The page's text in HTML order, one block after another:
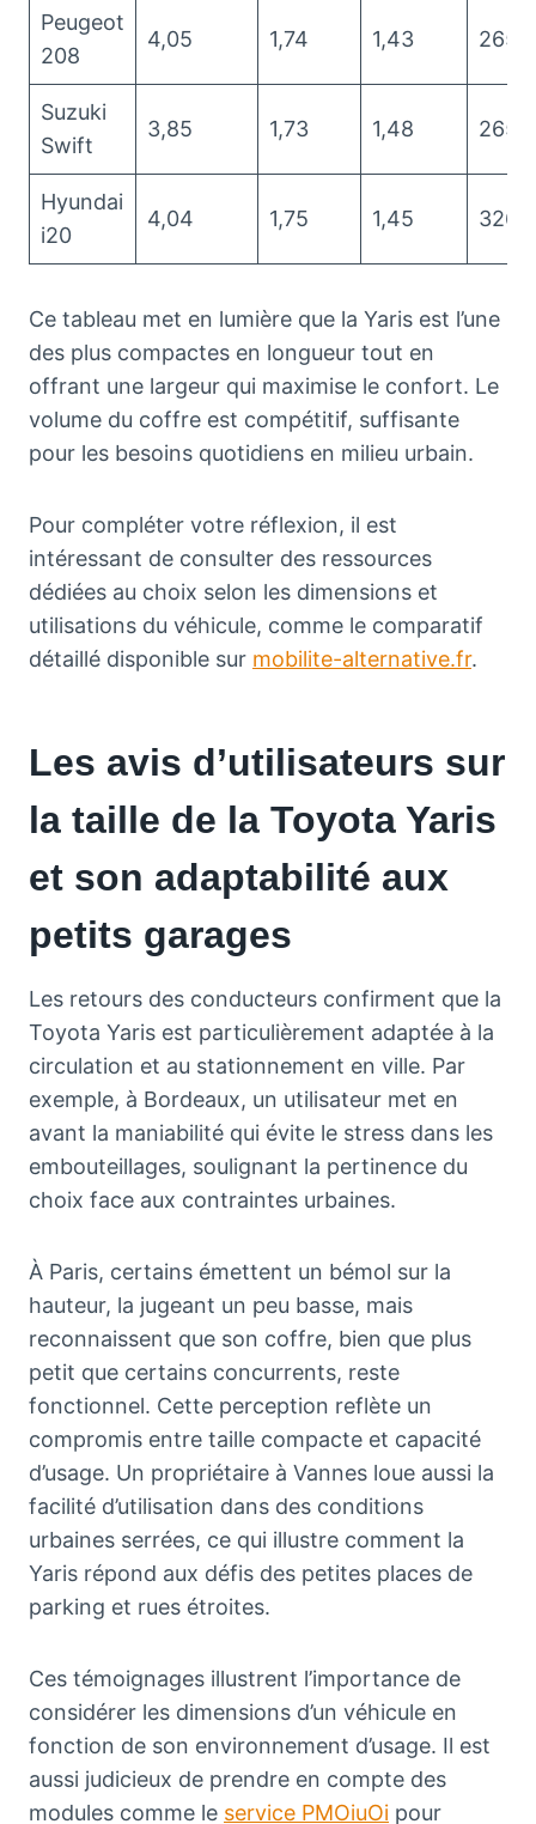
Peugeot
208
4,05 1,74 1,43 265
Suzuki
Swift
3,85 1,73 1,48 265
Hyundai
i20
4,04 1,75 1,45 326
Ce tableau met en lumière que la Yaris est l’une
des plus compactes en longueur tout en
offrant une largeur qui maximise le confort. Le
volume du coffre est compétitif, suffisante
pour les besoins quotidiens en milieu urbain.
Pour compléter votre réflexion, il est
intéressant de consulter des ressources
dédiées au choix selon les dimensions et
utilisations du véhicule, comme le comparatif
détaillé disponible sur mobilite-alternative.fr.
Les avis d’utilisateurs sur
la taille de la Toyota Yaris
et son adaptabilité aux
petits garages
Les retours des conducteurs confirment que la
Toyota Yaris est particulièrement adaptée à la
circulation et au stationnement en ville. Par
exemple, à Bordeaux, un utilisateur met en
avant la maniabilité qui évite le stress dans les
embouteillages, soulignant la pertinence du
choix face aux contraintes urbaines.
À Paris, certains émettent un bémol sur la
hauteur, la jugeant un peu basse, mais
reconnaissent que son coffre, bien que plus
petit que certains concurrents, reste
fonctionnel. Cette perception reflète un
compromis entre taille compacte et capacité
d’usage. Un propriétaire à Vannes loue aussi la
facilité d’utilisation dans des conditions
urbaines serrées, ce qui illustre comment la
Yaris répond aux défis des petites places de
parking et rues étroites.
Ces témoignages illustrent l’importance de
considérer les dimensions d’un véhicule en
fonction de son environnement d’usage. Il est
aussi judicieux de prendre en compte des
modules comme le service PMOiuOi pour